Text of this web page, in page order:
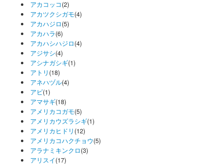
アカコッコ(2)
アカツクシガモ(4)
アカハジロ(5)
アカハラ(6)
アカハシハジロ(4)
アジサシ(4)
アシナガシギ(1)
アトリ (18)
アネハヅル(4)
アビ(1)
アマサギ(18)
アメリカコガモ(5)
アメリカウズラシギ(1)
アメリカヒドリ (12)
アメリカコハクチョウ(5)
アラナミキンクロ(3)
アリスイ(17)